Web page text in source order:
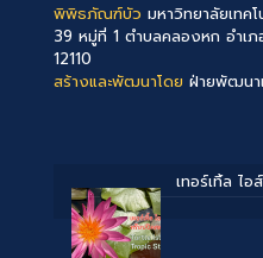
พิพิธภัณฑ์บัว มหาวิทยาลัยเทค
39 หมู่ที่ 1 ตำบลคลองหก อำเ
12110
สร้างและพัฒนาโดย ฝ่ายพัฒนา
เทอร์เทิ้ล ไ